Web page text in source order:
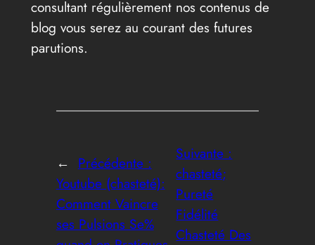
consultant régulièrement nos contenus de
blog vous serez au courant des futures
parutions.
← Précédente :
Youtube (chasteté):
Comment Vaincre
ses Pulsions Se%
Suivante :
chasteté;
Pureté
Fidélité
Chasteté Des